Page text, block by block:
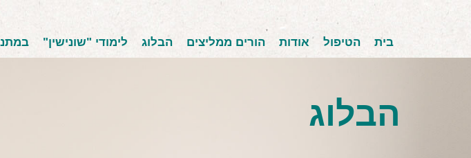
בית הטיפול אודות הורים ממליצים הבלוג לימודי "שונישין"
הבלוג